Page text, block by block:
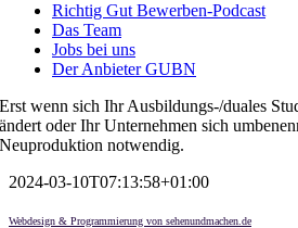
Richtig Gut Bewerben-Podcast
Das Team
Jobs bei uns
Der Anbieter GUBN
Erst wenn sich Ihr Ausbildungs-/duales
ändert oder Ihr Unternehmen sich
Neuproduktion notwendig.
2024-03-10T07:13:58+01:00
Webdesign & Programmierung von sehenundmachen.de